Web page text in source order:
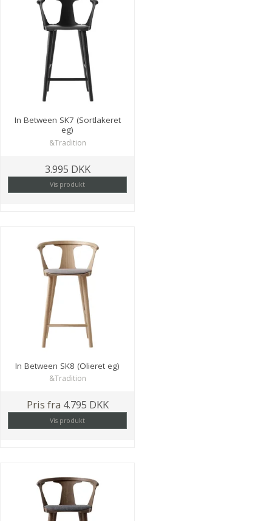
In Between SK7 (Sortlakeret
eg)
&Tradition
3.995 DKK
Vis produkt
In Between SK8 (Olieret eg)
&Tradition
Pris fra 4.795 DKK
Vis produkt